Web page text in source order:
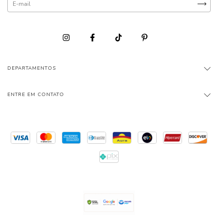
DEPARTAMENTOS
ENTRE EM CONTATO